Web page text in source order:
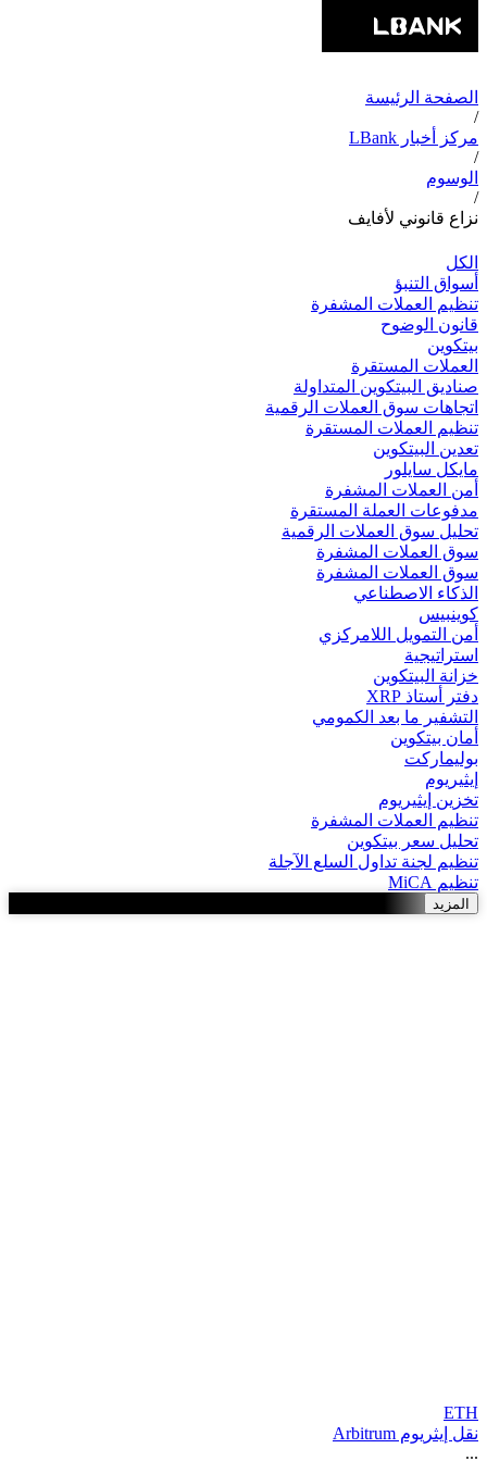
الصفحة الرئيسة
/
مركز أخبار LBank
/
الوسوم
/
نزاع قانوني لأفايف
الكل
أسواق التنبؤ
تنظيم العملات المشفرة
قانون الوضوح
بيتكوين
العملات المستقرة
صناديق البيتكوين المتداولة
اتجاهات سوق العملات الرقمية
تنظيم العملات المستقرة
تعدين البيتكوين
مايكل سايلور
أمن العملات المشفرة
مدفوعات العملة المستقرة
تحليل سوق العملات الرقمية
سوق العملات المشفرة
سوق العملات المشفرة
الذكاء الاصطناعي
كوينبيس
أمن التمويل اللامركزي
استراتيجية
خزانة البيتكوين
دفتر أستاذ XRP
التشفير ما بعد الكمومي
أمان بيتكوين
بوليماركت
إيثيريوم
تخزين إيثيريوم
تنظيم العملات المشفرة
تحليل سعر بيتكوين
تنظيم لجنة تداول السلع الآجلة
تنظيم MiCA
المزيد
ETH
نقل إيثريوم Arbitrum
...